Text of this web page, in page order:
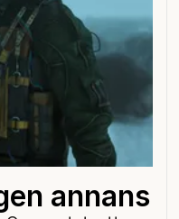
annans